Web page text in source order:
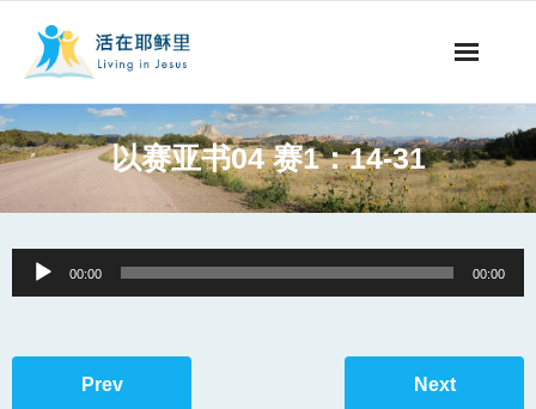
事工概要
阅读文章
以赛亚书04 赛1：14-31
Audio
Player
00:00 00:00
Prev Next